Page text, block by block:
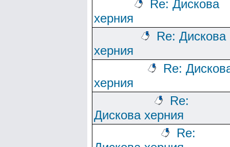
Re: Дискова
херния
Re: Дискова
херния
Re:
херния
Re:
Дискова херния
Re: